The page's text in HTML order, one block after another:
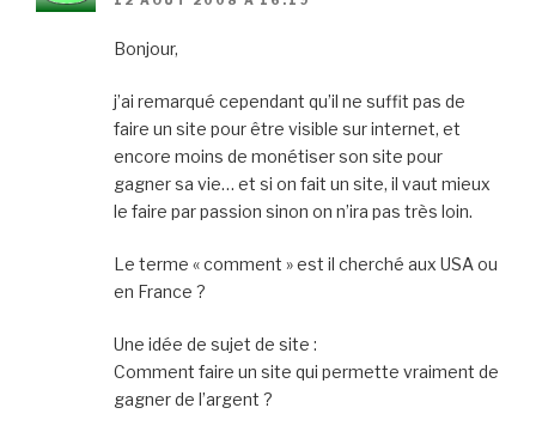
Bonjour,
j’ai remarqué cependant qu’il ne suffit pas de
faire un site pour être visible sur internet, et
encore moins de monétiser son site pour
gagner sa vie… et si on fait un site, il vaut mieux
le faire par passion sinon on n’ira pas très loin.
Le terme « comment » est il cherché aux USA ou
en France ?
Une idée de sujet de site :
Comment faire un site qui permette vraiment de
gagner de l’argent ?